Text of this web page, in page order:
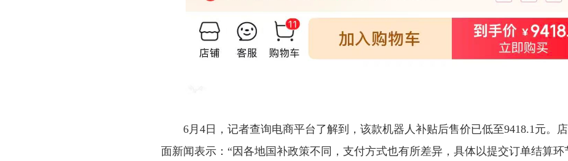
6月4日，记者查询电商平台了解到，该款机器人补贴后售价已低至9418.1元。
面新闻表示：“因各地国补政策不同，支付方式也有所差异，具体以提交订单结算环